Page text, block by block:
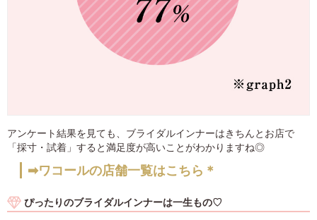
アンケート結果を見ても、ブライダルインナーはきちんとお店で
「採寸・試着」すると満足度が高いことがわかりますね◎
➡ワコールの店舗一覧はこちら＊
ぴったりのブライダルインナーは一生もの♡